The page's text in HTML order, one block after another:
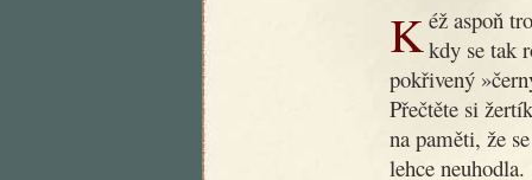
Kéž aspoň trochu přispějí k nápravě obecného vkusu v době,kdy se tak
pokřivený
Přečtěte si
na paměti, že
lehce neuhodla.